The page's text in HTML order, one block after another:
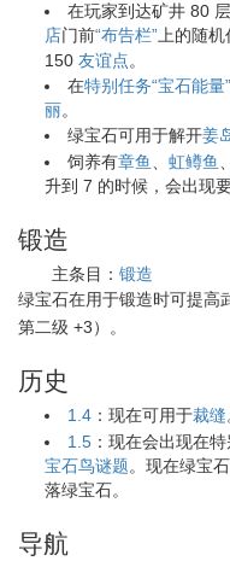
在玩家到达矿井 80
店门前“布告栏”上的随机
150友谊点。
在特别任务“宝石能量
丽。
绿宝石可用于解开姜
饲养有章鱼 、虹鳟鱼
升到 7 的时候，会出现
锻造
主条目： 锻造
绿宝石在用于锻造时可提高
第二级 +3）。
历史
1.4 ：现在可用于裁缝
1.5 ：现在会出现在
宝石鸟谜题。现在绿宝
落绿宝石。
导航